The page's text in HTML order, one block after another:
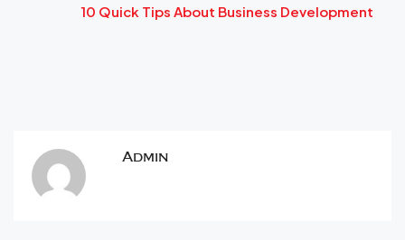
10 Quick Tips About Business Development
Admin